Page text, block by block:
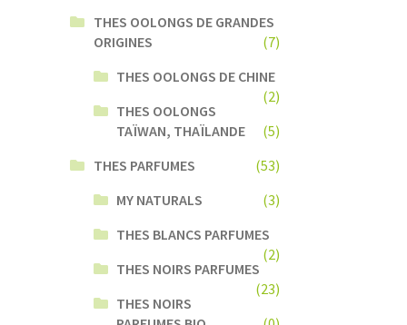
THES OOLONGS DE GRANDES
ORIGINES
(7)
THES OOLONGS DE CHINE
(2)
THES OOLONGS
TAÏWAN, THAÏLANDE
(5)
THES PARFUMES
(53)
MY NATURALS
(3)
THES BLANCS PARFUMES
(2)
THES NOIRS PARFUMES
(23)
THES NOIRS